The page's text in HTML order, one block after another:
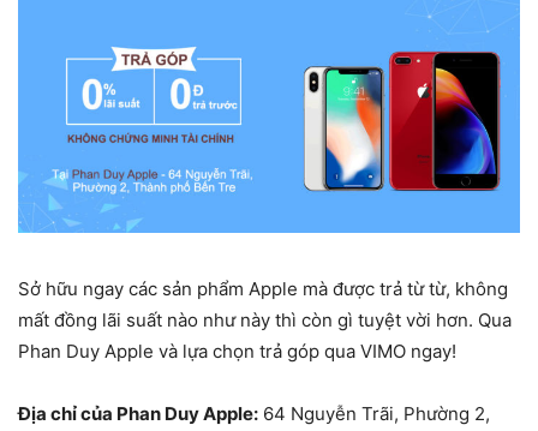
Sở hữu ngay các sản phẩm Apple mà được trả từ từ, không
mất đồng lãi suất nào như này thì còn gì tuyệt vời hơn. Qua
Phan Duy Apple và lựa chọn trả góp qua VIMO ngay!
Địa chỉ của Phan Duy Apple: 64 Nguyễn Trãi, Phường 2,